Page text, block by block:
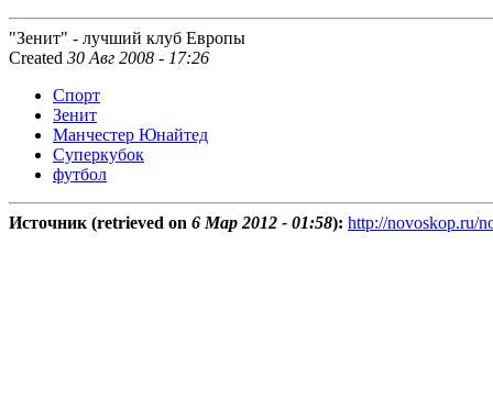
"Зенит" - лучший клуб Европы
Created 30 Авг 2008 - 17:26
Спорт
Зенит
Манчестер Юнайтед
Суперкубок
футбол
Источник (retrieved on 6 Мар 2012 - 01:58): http://novoskop.ru/